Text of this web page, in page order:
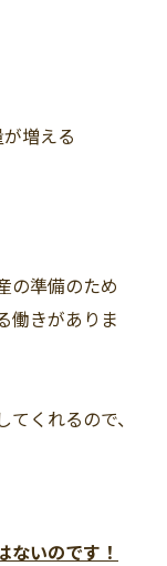
増える
の準備のため
働きがありま
くれるので、
ないのです！